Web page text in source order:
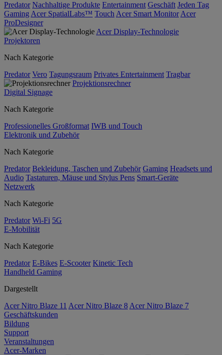
Predator Nachhaltige Produkte Entertainment Geschäft Jeden Tag
Gaming Acer SpatialLabs™ Touch Acer Smart Monitor Acer
ProDesigner
Acer Display-Technologie
Projektoren
Nach Kategorie
Predator Vero Tagungsraum Privates Entertainment Tragbar
Projektionsrechner
Digital Signage
Nach Kategorie
Professionelles Großformat IWB und Touch
Elektronik und Zubehör
Nach Kategorie
Predator Bekleidung, Taschen und Zubehör Gaming Headsets und
Audio Tastaturen, Mäuse und Stylus Pens Smart-Geräte
Netzwerk
Nach Kategorie
Predator Wi-Fi 5G
E-Mobilität
Nach Kategorie
Predator E-Bikes E-Scooter Kinetic Tech
Handheld Gaming
Dargestellt
Acer Nitro Blaze 11 Acer Nitro Blaze 8 Acer Nitro Blaze 7
Geschäftskunden
Bildung
Support
Veranstaltungen
Acer-Marken